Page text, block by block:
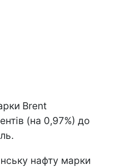
Brent
(на 0,97%) до
нафту марки